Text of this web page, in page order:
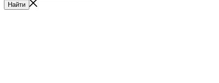
Найти